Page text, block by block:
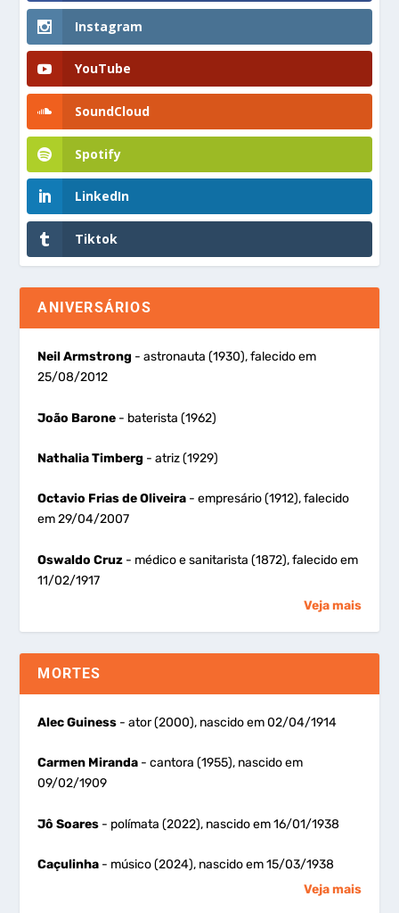
Instagram
YouTube
SoundCloud
Spotify
LinkedIn
Tiktok
ANIVERSÁRIOS
Neil Armstrong - astronauta (1930), falecido em
25/08/2012
João Barone - baterista (1962)
Nathalia Timberg - atriz (1929)
Octavio Frias de Oliveira - empresário (1912), falecido
em 29/04/2007
Oswaldo Cruz - médico e sanitarista (1872), falecido em
11/02/1917
Veja mais
MORTES
Alec Guiness - ator (2000), nascido em 02/04/1914
Carmen Miranda - cantora (1955), nascido em
09/02/1909
Jô Soares - polímata (2022), nascido em 16/01/1938
Caçulinha - músico (2024), nascido em 15/03/1938
Veja mais